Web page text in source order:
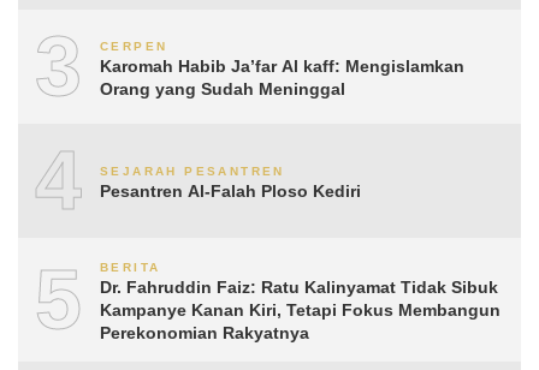
3 CERPEN
Karomah Habib Ja’far Al kaff: Mengislamkan
Orang yang Sudah Meninggal
4 SEJARAH PESANTREN
Pesantren Al-Falah Ploso Kediri
5 BERITA
Dr. Fahruddin Faiz: Ratu Kalinyamat Tidak Sibuk
Kampanye Kanan Kiri, Tetapi Fokus Membangun
Perekonomian Rakyatnya